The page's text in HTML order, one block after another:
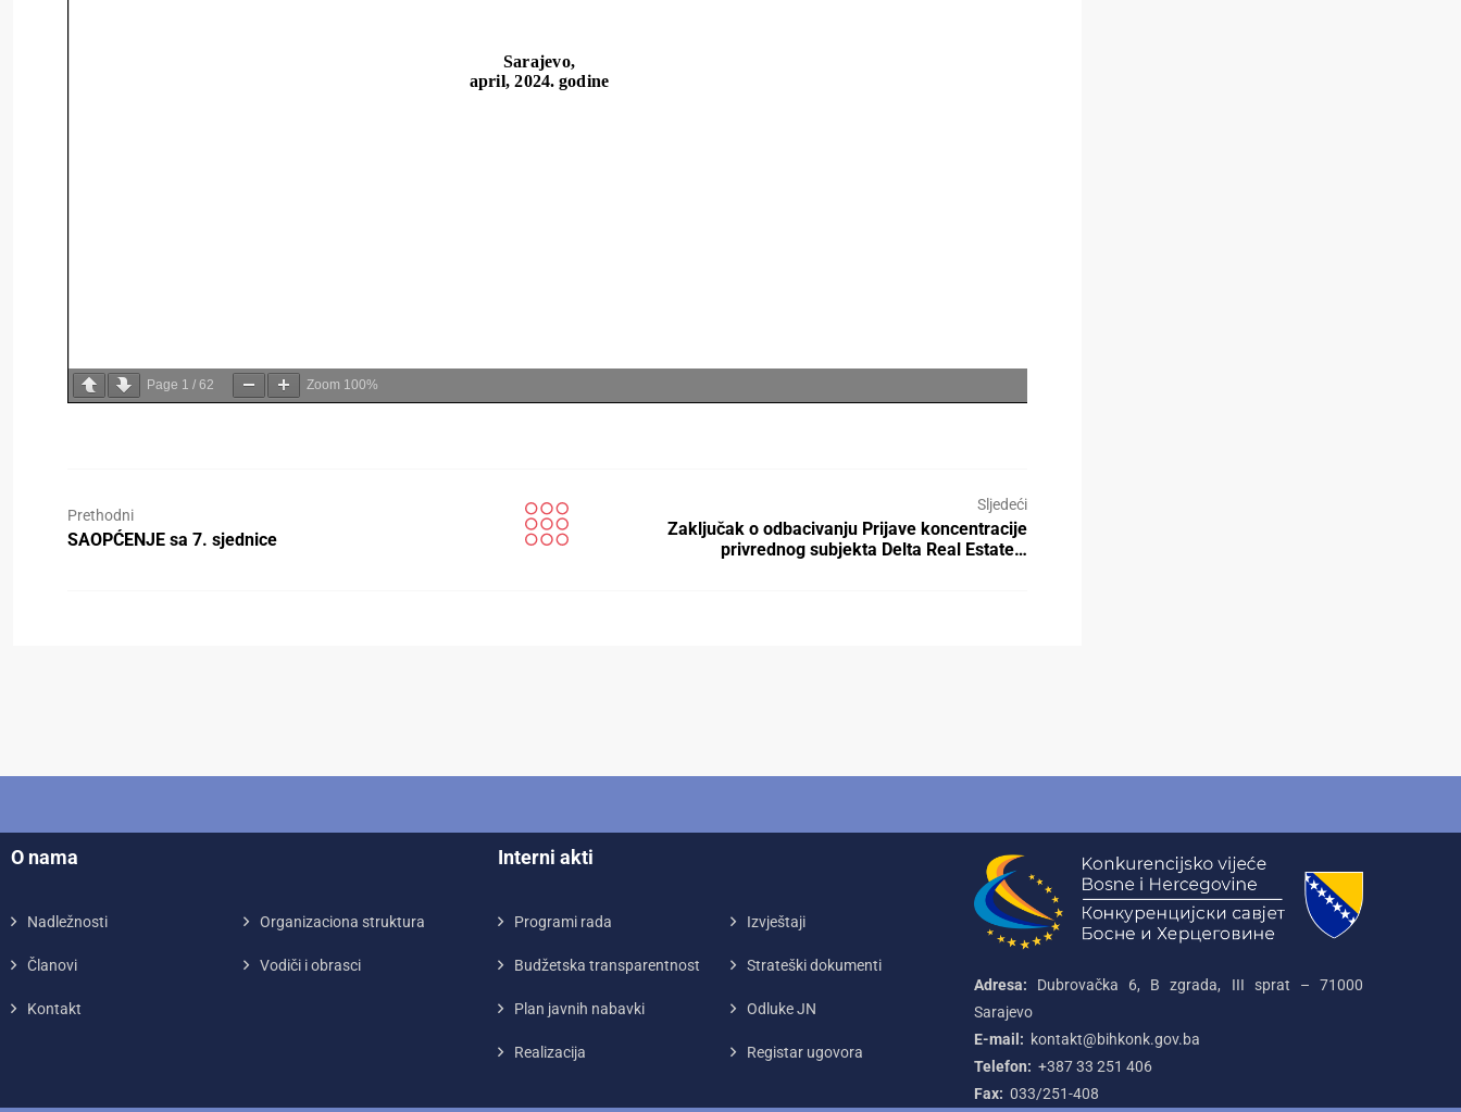
Page 1 / 62 Zoom 100%
Prethodni
SAOPĆENJE sa 7. sjednice
Sljedeći
Zaključak o odbacivanju Prijave koncentracije
privrednog subjekta Delta Real Estate…
O nama
Nadležnosti Organizaciona struktura
Članovi Vodiči i obrasci
Kontakt
Interni akti
Programi rada Izvještaji
Budžetska transparentnost Strateški dokumenti
Plan javnih nabavki Odluke JN
Realizacija Registar ugovora
Adresa: Dubrovačka 6, B zgrada, III sprat – 71000‌
Sarajevo
E-mail: kontakt@bihkonk.gov.ba
Telefon: +387‌ 33‌ 251‌ 406
Fax: 033/251-408